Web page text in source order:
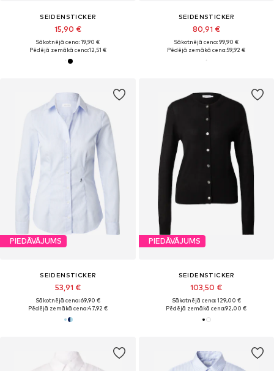
SEIDENSTICKER
15,90 €
Sākotnējā cena: 19,90 €
Pēdējā zemākā cena:12,51 €
SEIDENSTICKER
80,91 €
Sākotnējā cena: 99,90 €
Pēdējā zemākā cena:59,92 €
PIEDĀVĀJUMS
SEIDENSTICKER
53,91 €
Sākotnējā cena: 69,90 €
Pēdējā zemākā cena:47,92 €
PIEDĀVĀJUMS
SEIDENSTICKER
103,50 €
Sākotnējā cena: 129,00 €
Pēdējā zemākā cena:92,00 €